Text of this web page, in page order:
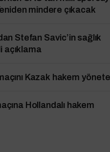
mindere çıkacak
Stefan Savic’in sağlık
açıklama
Kazak hakem
Hollandalı hakem